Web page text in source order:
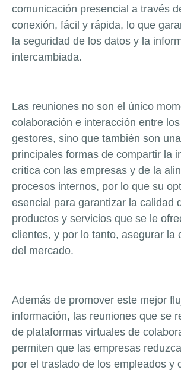
comunicación presencial a través
conexión, fácil y rápida, lo que
la seguridad de los datos y la
intercambiada.
Las reuniones no son el único
colaboración e interacción entre
gestores, sino que también son
principales formas de compartir la
crítica con las empresas y de la
procesos internos, por lo que su
esencial para garantizar la calidad
productos y servicios que se le
clientes, y por lo tanto, asegurar la
del mercado.
Además de promover este mejor
información, las reuniones que se
de plataformas virtuales de
permiten que las empresas
por el traslado de los empleados y